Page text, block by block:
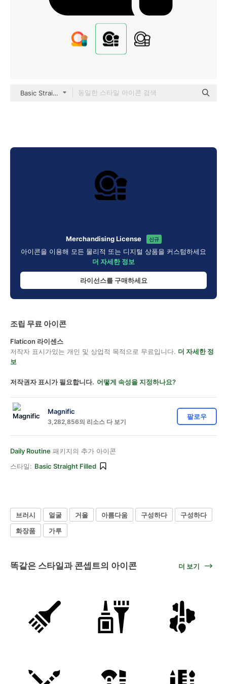
Basic Straight Filled
Merchandising License 신규
아이콘을 이용해 모든 물리적 또는 디지털 상품을 커스텀하세요
더 자세한 정보
라이선스를 구매하세요
조립 무료 아이콘
Flaticon 라이센스
저작자 표시가있는 개인 및 상업적 목적으로 무료입니다. 더 자세한 정
보
저작권자 표시가 필요합니다. 어떻게 속성을 지정하나요?
Magnific
3,282,856의 리소스 다 보기
팔로우
Daily Routine 패키지의 추가 아이콘
스타일: Basic Straight Filled
브러시 얼굴 거울 아름다움 구성하다
구성하다
화장품
가루
똑같은 스타일과 콘셉트의 아이콘 더 보기